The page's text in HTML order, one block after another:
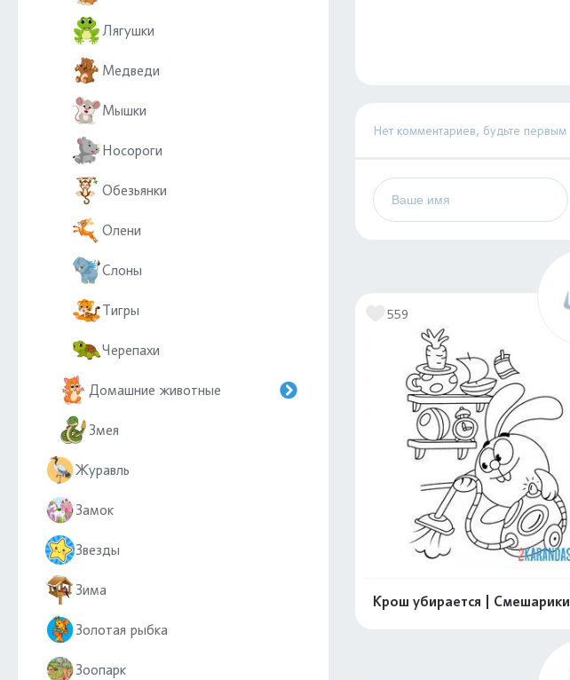
Лягушки
Медведи
Мышки
Носороги
Обезьянки
Олени
Слоны
Тигры
Черепахи
Домашние животные
Змея
Журавль
Замок
Звезды
Зима
Золотая рыбка
Зоопарк
Нет комментариев, будьте первым
559
Крош убирается | Смешарики